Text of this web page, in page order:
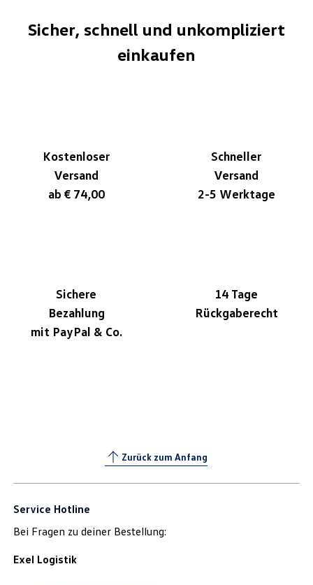
Sicher, schnell und unkompliziert
einkaufen
Kostenloser
Versand
ab € 74,00
Schneller
Versand
2-5 Werktage
Sichere
Bezahlung
mit PayPal & Co.
14 Tage
Rückgaberecht
Zurück zum Anfang
Service Hotline
Bei Fragen zu deiner Bestellung:
Exel Logistik